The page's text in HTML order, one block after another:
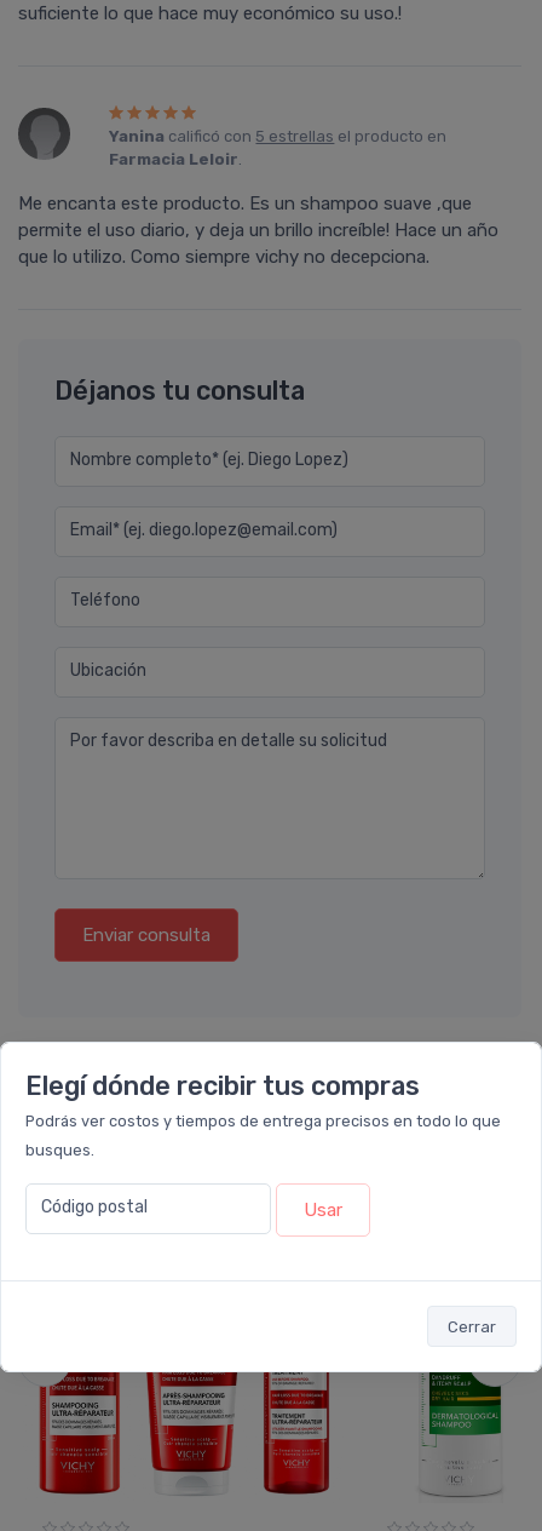
Elegí dónde recibir tus compras
Podrás ver costos y tiempos de entrega precisos en todo lo que
busques.
Código postal Usar
Cerrar
suficiente lo que hace muy económico su uso.!
Yanina calificó con 5 estrellas el producto en
Farmacia Leloir.
Me encanta este producto. Es un shampoo suave ,que
permite el uso diario, y deja un brillo increí­ble! Hace un año
que lo utilizo. Como siempre vichy no decepciona.
Déjanos tu consulta
Nombre completo* (ej. Diego Lopez)
Email* (ej. diego.lopez@email.com)
Teléfono
Ubicación
Por favor describa en detalle su solicitud
Enviar consulta
También te recomendamos...
7%OFF